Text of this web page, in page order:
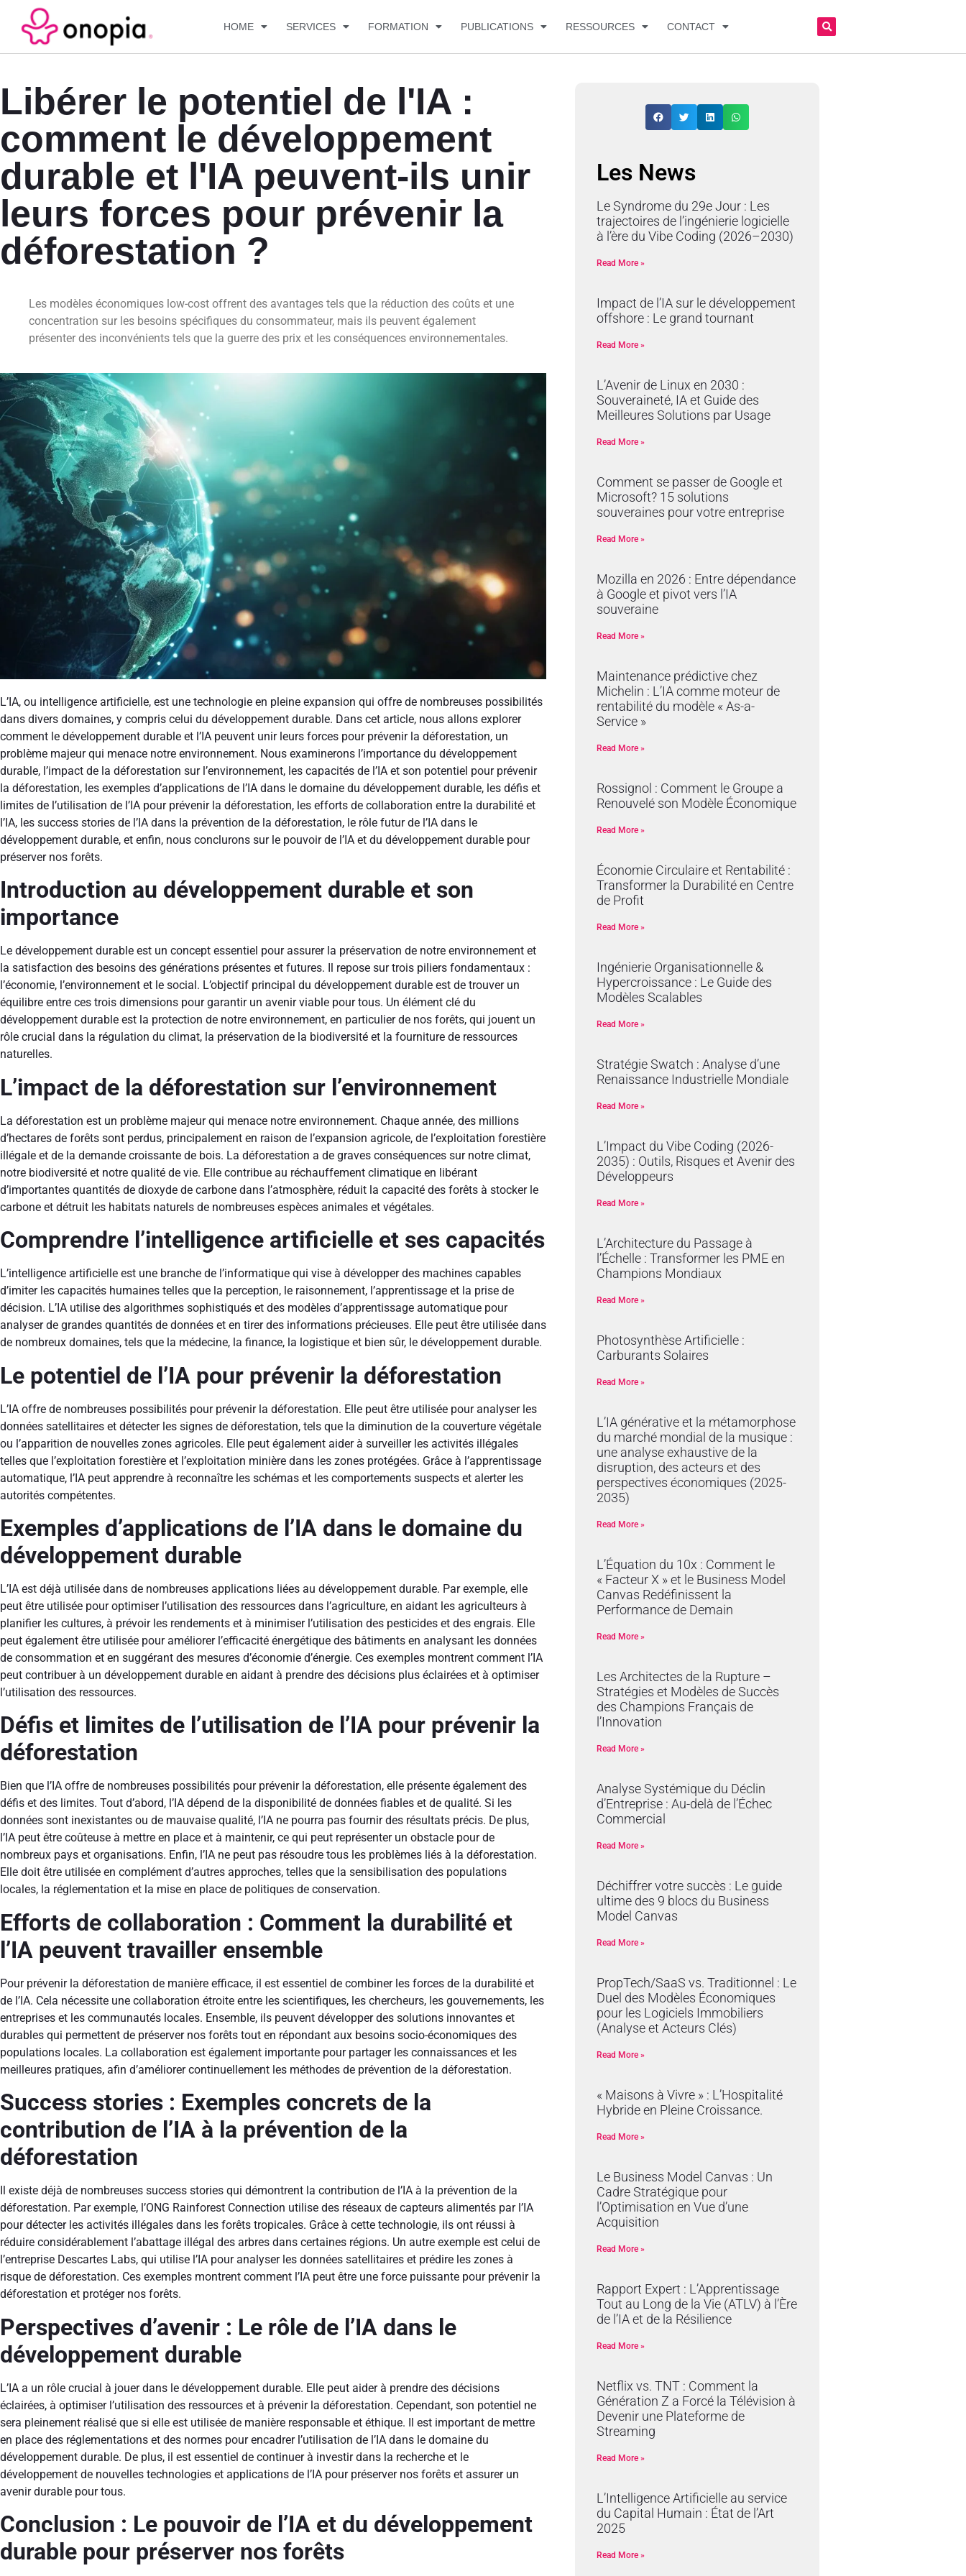
HOME SERVICES FORMATION PUBLICATIONS RESSOURCES CONTACT
Libérer le potentiel de l'IA :
comment le développement
durable et l'IA peuvent-ils unir
leurs forces pour prévenir la
déforestation ?
Les modèles économiques low-cost offrent des avantages tels que la réduction des coûts et une
concentration sur les besoins spécifiques du consommateur, mais ils peuvent également
présenter des inconvénients tels que la guerre des prix et les conséquences environnementales.
L’IA, ou intelligence artificielle, est une technologie en pleine expansion qui offre de nombreuses possibilités
dans divers domaines, y compris celui du développement durable. Dans cet article, nous allons explorer
comment le développement durable et l’IA peuvent unir leurs forces pour prévenir la déforestation, un
problème majeur qui menace notre environnement. Nous examinerons l’importance du développement
durable, l’impact de la déforestation sur l’environnement, les capacités de l’IA et son potentiel pour prévenir
la déforestation, les exemples d’applications de l’IA dans le domaine du développement durable, les défis et
limites de l’utilisation de l’IA pour prévenir la déforestation, les efforts de collaboration entre la durabilité et
l’IA, les success stories de l’IA dans la prévention de la déforestation, le rôle futur de l’IA dans le
développement durable, et enfin, nous conclurons sur le pouvoir de l’IA et du développement durable pour
préserver nos forêts.
Introduction au développement durable et son
importance
Le développement durable est un concept essentiel pour assurer la préservation de notre environnement et
la satisfaction des besoins des générations présentes et futures. Il repose sur trois piliers fondamentaux :
l’économie, l’environnement et le social. L’objectif principal du développement durable est de trouver un
équilibre entre ces trois dimensions pour garantir un avenir viable pour tous. Un élément clé du
développement durable est la protection de notre environnement, en particulier de nos forêts, qui jouent un
rôle crucial dans la régulation du climat, la préservation de la biodiversité et la fourniture de ressources
naturelles.
L’impact de la déforestation sur l’environnement
La déforestation est un problème majeur qui menace notre environnement. Chaque année, des millions
d’hectares de forêts sont perdus, principalement en raison de l’expansion agricole, de l’exploitation forestière
illégale et de la demande croissante de bois. La déforestation a de graves conséquences sur notre climat,
notre biodiversité et notre qualité de vie. Elle contribue au réchauffement climatique en libérant
d’importantes quantités de dioxyde de carbone dans l’atmosphère, réduit la capacité des forêts à stocker le
carbone et détruit les habitats naturels de nombreuses espèces animales et végétales.
Comprendre l’intelligence artificielle et ses capacités
L’intelligence artificielle est une branche de l’informatique qui vise à développer des machines capables
d’imiter les capacités humaines telles que la perception, le raisonnement, l’apprentissage et la prise de
décision. L’IA utilise des algorithmes sophistiqués et des modèles d’apprentissage automatique pour
analyser de grandes quantités de données et en tirer des informations précieuses. Elle peut être utilisée dans
de nombreux domaines, tels que la médecine, la finance, la logistique et bien sûr, le développement durable.
Le potentiel de l’IA pour prévenir la déforestation
L’IA offre de nombreuses possibilités pour prévenir la déforestation. Elle peut être utilisée pour analyser les
données satellitaires et détecter les signes de déforestation, tels que la diminution de la couverture végétale
ou l’apparition de nouvelles zones agricoles. Elle peut également aider à surveiller les activités illégales
telles que l’exploitation forestière et l’exploitation minière dans les zones protégées. Grâce à l’apprentissage
automatique, l’IA peut apprendre à reconnaître les schémas et les comportements suspects et alerter les
autorités compétentes.
Exemples d’applications de l’IA dans le domaine du
développement durable
L’IA est déjà utilisée dans de nombreuses applications liées au développement durable. Par exemple, elle
peut être utilisée pour optimiser l’utilisation des ressources dans l’agriculture, en aidant les agriculteurs à
planifier les cultures, à prévoir les rendements et à minimiser l’utilisation des pesticides et des engrais. Elle
peut également être utilisée pour améliorer l’efficacité énergétique des bâtiments en analysant les données
de consommation et en suggérant des mesures d’économie d’énergie. Ces exemples montrent comment l’IA
peut contribuer à un développement durable en aidant à prendre des décisions plus éclairées et à optimiser
l’utilisation des ressources.
Défis et limites de l’utilisation de l’IA pour prévenir la
déforestation
Bien que l’IA offre de nombreuses possibilités pour prévenir la déforestation, elle présente également des
défis et des limites. Tout d’abord, l’IA dépend de la disponibilité de données fiables et de qualité. Si les
données sont inexistantes ou de mauvaise qualité, l’IA ne pourra pas fournir des résultats précis. De plus,
l’IA peut être coûteuse à mettre en place et à maintenir, ce qui peut représenter un obstacle pour de
nombreux pays et organisations. Enfin, l’IA ne peut pas résoudre tous les problèmes liés à la déforestation.
Elle doit être utilisée en complément d’autres approches, telles que la sensibilisation des populations
locales, la réglementation et la mise en place de politiques de conservation.
Efforts de collaboration : Comment la durabilité et
l’IA peuvent travailler ensemble
Pour prévenir la déforestation de manière efficace, il est essentiel de combiner les forces de la durabilité et
de l’IA. Cela nécessite une collaboration étroite entre les scientifiques, les chercheurs, les gouvernements, les
entreprises et les communautés locales. Ensemble, ils peuvent développer des solutions innovantes et
durables qui permettent de préserver nos forêts tout en répondant aux besoins socio-économiques des
populations locales. La collaboration est également importante pour partager les connaissances et les
meilleures pratiques, afin d’améliorer continuellement les méthodes de prévention de la déforestation.
Success stories : Exemples concrets de la
contribution de l’IA à la prévention de la
déforestation
Il existe déjà de nombreuses success stories qui démontrent la contribution de l’IA à la prévention de la
déforestation. Par exemple, l’ONG Rainforest Connection utilise des réseaux de capteurs alimentés par l’IA
pour détecter les activités illégales dans les forêts tropicales. Grâce à cette technologie, ils ont réussi à
réduire considérablement l’abattage illégal des arbres dans certaines régions. Un autre exemple est celui de
l’entreprise Descartes Labs, qui utilise l’IA pour analyser les données satellitaires et prédire les zones à
risque de déforestation. Ces exemples montrent comment l’IA peut être une force puissante pour prévenir la
déforestation et protéger nos forêts.
Perspectives d’avenir : Le rôle de l’IA dans le
développement durable
L’IA a un rôle crucial à jouer dans le développement durable. Elle peut aider à prendre des décisions
éclairées, à optimiser l’utilisation des ressources et à prévenir la déforestation. Cependant, son potentiel ne
sera pleinement réalisé que si elle est utilisée de manière responsable et éthique. Il est important de mettre
en place des réglementations et des normes pour encadrer l’utilisation de l’IA dans le domaine du
développement durable. De plus, il est essentiel de continuer à investir dans la recherche et le
développement de nouvelles technologies et applications de l’IA pour préserver nos forêts et assurer un
avenir durable pour tous.
Conclusion : Le pouvoir de l’IA et du développement
durable pour préserver nos forêts
Les News
Le Syndrome du 29e Jour : Les
trajectoires de l’ingénierie logicielle
à l’ère du Vibe Coding (2026–2030)
Read More »
Impact de l’IA sur le développement
offshore : Le grand tournant
Read More »
L’Avenir de Linux en 2030 :
Souveraineté, IA et Guide des
Meilleures Solutions par Usage
Read More »
Comment se passer de Google et
Microsoft? 15 solutions
souveraines pour votre entreprise
Read More »
Mozilla en 2026 : Entre dépendance
à Google et pivot vers l’IA
souveraine
Read More »
Maintenance prédictive chez
Michelin : L’IA comme moteur de
rentabilité du modèle « As-a-
Service »
Read More »
Rossignol : Comment le Groupe a
Renouvelé son Modèle Économique
Read More »
Économie Circulaire et Rentabilité :
Transformer la Durabilité en Centre
de Profit
Read More »
Ingénierie Organisationnelle &
Hypercroissance : Le Guide des
Modèles Scalables
Read More »
Stratégie Swatch : Analyse d’une
Renaissance Industrielle Mondiale
Read More »
L’Impact du Vibe Coding (2026-
2035) : Outils, Risques et Avenir des
Développeurs
Read More »
L’Architecture du Passage à
l’Échelle : Transformer les PME en
Champions Mondiaux
Read More »
Photosynthèse Artificielle :
Carburants Solaires
Read More »
L’IA générative et la métamorphose
du marché mondial de la musique :
une analyse exhaustive de la
disruption, des acteurs et des
perspectives économiques (2025-
2035)
Read More »
L’Équation du 10x : Comment le
« Facteur X » et le Business Model
Canvas Redéfinissent la
Performance de Demain
Read More »
Les Architectes de la Rupture –
Stratégies et Modèles de Succès
des Champions Français de
l’Innovation
Read More »
Analyse Systémique du Déclin
d’Entreprise : Au-delà de l’Échec
Commercial
Read More »
Déchiffrer votre succès : Le guide
ultime des 9 blocs du Business
Model Canvas
Read More »
PropTech/SaaS vs. Traditionnel : Le
Duel des Modèles Économiques
pour les Logiciels Immobiliers
(Analyse et Acteurs Clés)
Read More »
« Maisons à Vivre » : L’Hospitalité
Hybride en Pleine Croissance.
Read More »
Le Business Model Canvas : Un
Cadre Stratégique pour
l’Optimisation en Vue d’une
Acquisition
Read More »
Rapport Expert : L’Apprentissage
Tout au Long de la Vie (ATLV) à l’Ère
de l’IA et de la Résilience
Read More »
Netflix vs. TNT : Comment la
Génération Z a Forcé la Télévision à
Devenir une Plateforme de
Streaming
Read More »
L’Intelligence Artificielle au service
du Capital Humain : État de l’Art
2025
Read More »